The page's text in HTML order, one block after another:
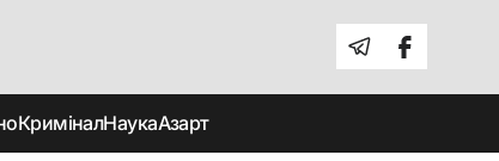
КриміналНаукаАзарт